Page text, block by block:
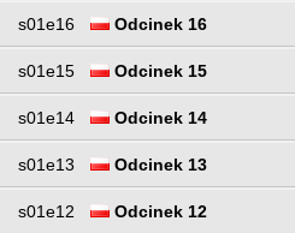
s01e16 Odcinek 16
s01e15 Odcinek 15
s01e14 Odcinek 14
s01e13 Odcinek 13
s01e12 Odcinek 12